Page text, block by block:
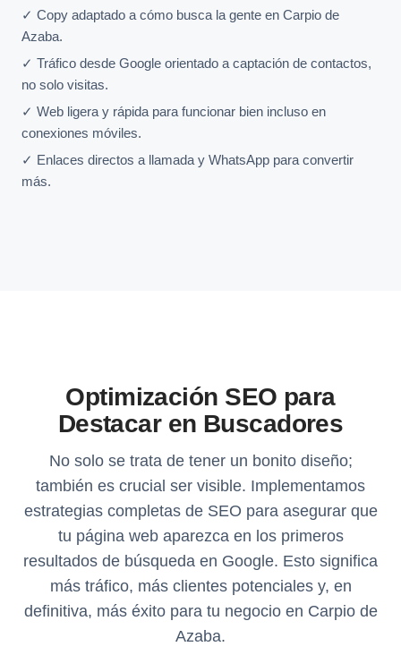
✓ Copy adaptado a cómo busca la gente en Carpio de
Azaba.
✓ Tráfico desde Google orientado a captación de contactos,
no solo visitas.
✓ Web ligera y rápida para funcionar bien incluso en
conexiones móviles.
✓ Enlaces directos a llamada y WhatsApp para convertir
más.
Optimización SEO para
Destacar en Buscadores
No solo se trata de tener un bonito diseño;
también es crucial ser visible. Implementamos
estrategias completas de SEO para asegurar que
tu página web aparezca en los primeros
resultados de búsqueda en Google. Esto significa
más tráfico, más clientes potenciales y, en
definitiva, más éxito para tu negocio en Carpio de
Azaba.